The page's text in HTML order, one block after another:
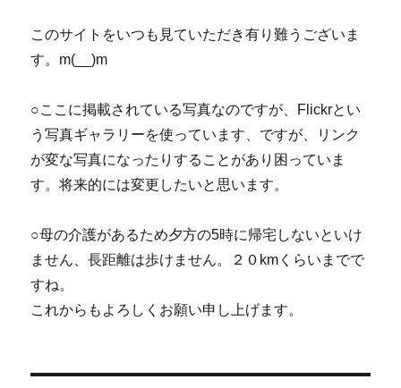
このサイトをいつも見ていただき有り難うございま
す。m(__)m
○ここに掲載されている写真なのですが、Flickrとい
う写真ギャラリーを使っています、ですが、リンク
が変な写真になったりすることがあり困っていま
す。将来的には変更したいと思います。
○母の介護があるため夕方の5時に帰宅しないといけ
ません、長距離は歩けません。２０kmくらいまでで
すね。
これからもよろしくお願い申し上げます。